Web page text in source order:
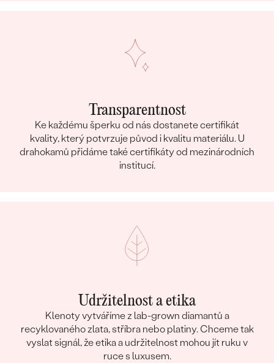
Transparentnost
Ke každému šperku od nás dostanete certifikát
kvality, který potvrzuje původ i kvalitu materiálu. U
drahokamů přidáme také certifikáty od mezinárodních
institucí.
Udržitelnost a etika
Klenoty vytváříme z lab-grown diamantů a
recyklovaného zlata, stříbra nebo platiny. Chceme tak
vyslat signál, že etika a udržitelnost mohou jít ruku v
ruce s luxusem.